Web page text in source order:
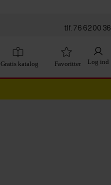
tlf. 76 62 00 36
Gratis katalog Favoritter Log ind